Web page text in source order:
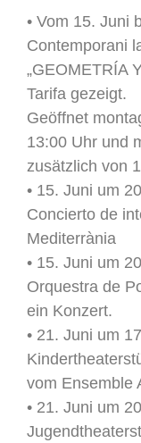
• Vom 15. Juni
Contemporani
„GEOMETRÍA
Tarifa gezeigt.
Geöffnet
13:00 Uhr und
zusätzlich von
• 15. Juni um
Concierto de
Mediterrània
• 15. Juni um
Orquestra de
ein Konzert.
• 21. Juni um
vom Ensemble
• 21. Juni um